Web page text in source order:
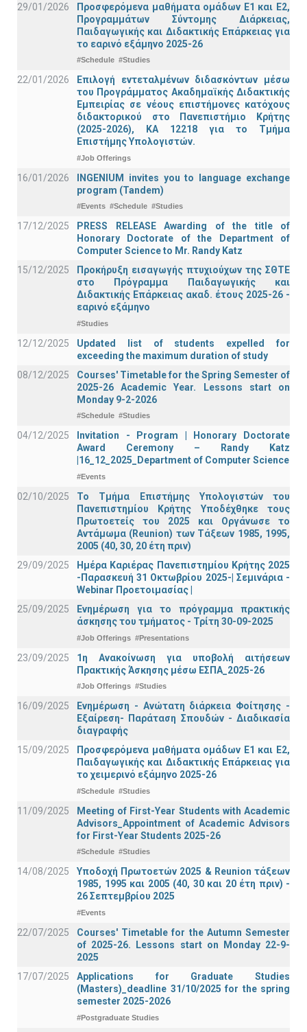
29/01/2026
Προσφερόμενα μαθήματα ομάδων Ε1 και Ε2,
Προγραμμάτων Σύντομης Διάρκειας,
Παιδαγωγικής και Διδακτικής Επάρκειας για
το εαρινό εξάμηνο 2025-26
#Schedule #Studies
22/01/2026
Επιλογή εντεταλμένων διδασκόντων μέσω
του Προγράμματος Ακαδημαϊκής Διδακτικής
Εμπειρίας σε νέους επιστήμονες κατόχους
διδακτορικού στο Πανεπιστήμιο Κρήτης
(2025-2026), ΚΑ 12218 για το Τμήμα
Επιστήμης Υπολογιστών.
#Job Offerings
16/01/2026
INGENIUM invites you to language exchange
program (Tandem)
#Events #Schedule #Studies
17/12/2025
PRESS RELEASE Awarding of the title of
Honorary Doctorate of the Department of
Computer Science to Mr. Randy Katz
15/12/2025
Προκήρυξη εισαγωγής πτυχιούχων της ΣΘΤΕ
στο Πρόγραμμα Παιδαγωγικής και
Διδακτικής Επάρκειας ακαδ. έτους 2025-26 -
εαρινό εξάμηνο
#Studies
12/12/2025
Updated list of students expelled for
exceeding the maximum duration of study
08/12/2025
Courses' Timetable for the Spring Semester of
2025-26 Academic Year. Lessons start on
Monday 9-2-2026
#Schedule #Studies
04/12/2025
Invitation - Program | Honorary Doctorate
Award Ceremony – Randy Katz
|16_12_2025_Department of Computer Science
#Events
02/10/2025
Το Τμήμα Επιστήμης Υπολογιστών του
Πανεπιστημίου Κρήτης Υποδέχθηκε τους
Πρωτοετείς του 2025 και Οργάνωσε το
Αντάμωμα (Reunion) των Τάξεων 1985, 1995,
2005 (40, 30, 20 έτη πριν)
29/09/2025
Ημέρα Καριέρας Πανεπιστημίου Κρήτης 2025
-Παρασκευή 31 Οκτωβρίου 2025-| Σεμινάρια -
Webinar Προετοιμασίας |
25/09/2025
Ενημέρωση για το πρόγραμμα πρακτικής
άσκησης του τμήματος - Τρίτη 30-09-2025
#Job Offerings #Presentations
23/09/2025
1η Ανακοίνωση για υποβολή αιτήσεων
Πρακτικής Άσκησης μέσω ΕΣΠΑ_2025-26
#Job Offerings #Studies
16/09/2025
Ενημέρωση - Ανώτατη διάρκεια Φοίτησης -
Εξαίρεση- Παράταση Σπουδών - Διαδικασία
διαγραφής
15/09/2025
Προσφερόμενα μαθήματα ομάδων Ε1 και Ε2,
Παιδαγωγικής και Διδακτικής Επάρκειας για
το χειμερινό εξάμηνο 2025-26
#Schedule #Studies
11/09/2025
Meeting of First-Year Students with Academic
Advisors_Appointment of Academic Advisors
for First-Year Students 2025-26
#Schedule #Studies
14/08/2025
Υποδοχή Πρωτοετών 2025 & Reunion τάξεων
1985, 1995 και 2005 (40, 30 και 20 έτη πριν) -
26 Σεπτεμβρίου 2025
#Events
22/07/2025
Courses' Timetable for the Autumn Semester
of 2025-26. Lessons start on Monday 22-9-
2025
17/07/2025
Applications for Graduate Studies
(Masters)_deadline 31/10/2025 for the spring
semester 2025-2026
#Postgraduate Studies